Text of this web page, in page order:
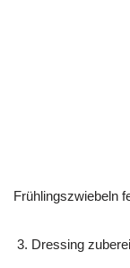
Frühlingszwiebeln
Dressing